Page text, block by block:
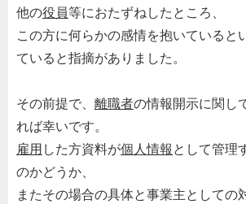
他の役員等におたずねしたところ、
この方に何らかの感情を抱いていると
ていると指摘がありました。
その前提で、 離職者の情報開示に関し
れば幸いです。
雇用 した方資料が個人情報 として管理
のかどうか、
またその場合の具体と事業主としての